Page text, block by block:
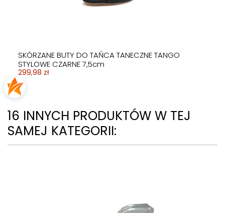
SKÓRZANE BUTY DO TAŃCA TANECZNE TANGO
STYLOWE CZARNE 7,5cm
299,98 zł
16 INNYCH PRODUKTÓW W TEJ
SAMEJ KATEGORII: